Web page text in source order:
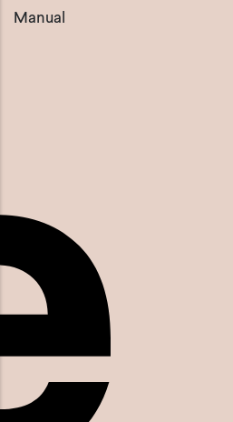
Manual